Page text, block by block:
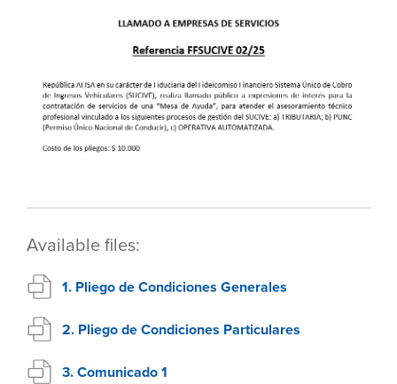
Available files:
1. Pliego de Condiciones Generales
2. Pliego de Condiciones Particulares
3. Comunicado 1